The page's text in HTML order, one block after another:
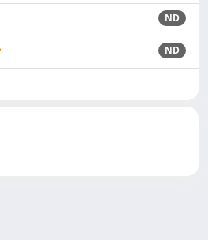
ND
ND